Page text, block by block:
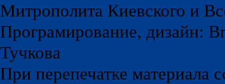
Митрополита Киевского и
Програмирование, дизайн:
Тучкова
При перепечатке материала